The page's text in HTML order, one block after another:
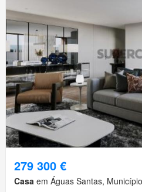
279 300 €
Casa em Águas Santas,